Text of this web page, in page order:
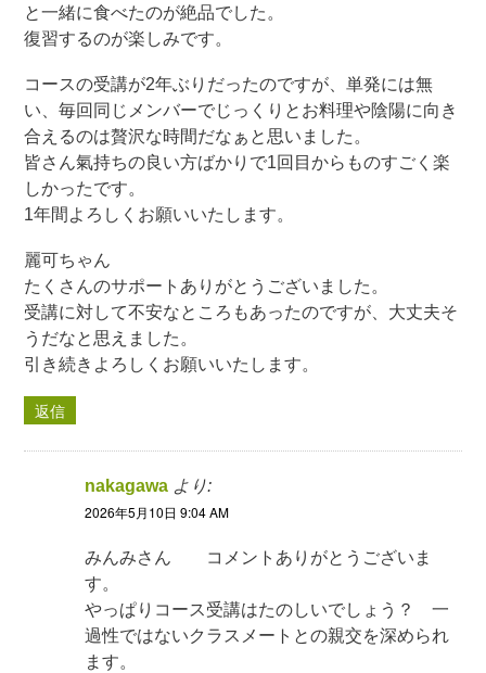
と一緒に食べたのが絶品でした。
復習するのが楽しみです。
コースの受講が2年ぶりだったのですが、単発には無
い、毎回同じメンバーでじっくりとお料理や陰陽に向き
合えるのは贅沢な時間だなぁと思いました。
皆さん氣持ちの良い方ばかりで1回目からものすごく楽
しかったです。
1年間よろしくお願いいたします。
麗可ちゃん
たくさんのサポートありがとうございました。
受講に対して不安なところもあったのですが、大丈夫そ
うだなと思えました。
引き続きよろしくお願いいたします。
返信
nakagawa より:
2026年5月10日 9:04 AM
みんみさん コメントありがとうございま
す。
やっぱりコース受講はたのしいでしょう？ 一
過性ではないクラスメートとの親交を深められ
ます。